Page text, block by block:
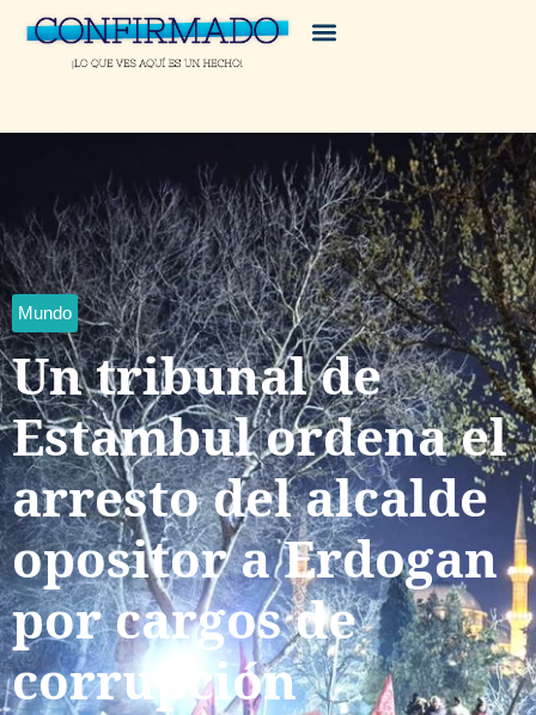
Mundo
Un tribunal de
Estambul ordena el
arresto del alcalde
opositor a Erdogan
por cargos de
corrupción